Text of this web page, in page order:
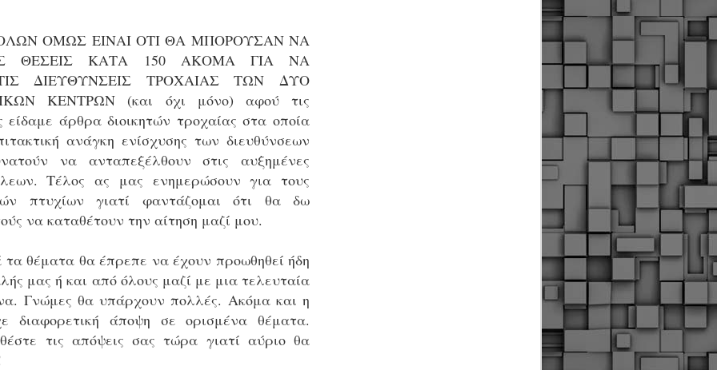
ΟΜΩΣ ΕΙΝΑΙ ΟΤΙ ΘΑ ΜΠΟΡΟΥΣΑΝ ΝΑ
ΘΕΣΕΙΣ ΚΑΤΑ 150 ΑΚΟΜΑ ΓΙΑ ΝΑ
ΔΙΕΥΘΥΝΣΕΙΣ ΤΡΟΧΑΙΑΣ ΤΩΝ ΔΥΟ
ΚΕΝΤΡΩΝ (και όχι μόνο) αφού τις
είδαμε άρθρα διοικητών τροχαίας στα οποία
ανάγκη ενίσχυσης των διευθύνσεων
να ανταπεξέλθουν στις αυξημένες
Τέλος ας μας ενημερώσουν για τους
πτυχίων γιατί φαντάζομαι ότι θα δω
να καταθέτουν την αίτηση μαζί μου.
τα θέματα θα έπρεπε να έχουν προωθηθεί ήδη
μας ή και από όλους μαζί με μια τελευταία
Γνώμες θα υπάρχουν πολλές. Ακόμα και η
διαφορετική άποψη σε ορισμένα θέματα.
τις απόψεις σας τώρα γιατί αύριο θα
Φωτορεπορτάζ από τις ορκωμοσίες των
νεοπροσληφθέντων Δημοτιοκών Αστυνομικών
(ανανεώνεται συνεχώς)
οι ορκωμοσίες των νέων Δημοτικών Αστυνομικών
δήμους της χώρας. Το Dimastin, αναζητεί σχετικό
υλικό στο διαδίκτυο και σας το παρουσιάζει σε
την ανάρτηση. Επίσης, σας καλούμε, αν διαπιστώσετε ότι
έχουν "ξεφύγει" ορκωμοσίες, μπορείτε να στέλνετε το
τους υλικό στο dimasthes@gmail.gr ώστε να το
εδώ, άμεσα.
Θεσσαλονίκη: Ορκίστηκαν οι 75 νέοι δημοτικοί
αστυνομικοί – Τι τους ζήτησε ο Αγγελούδης
Ενισχύεται το έργο της δημοτικής αστυνομίας στο δήμο
καθώς το πρωί της Τετάρτης 18 Μαρτίου
οι 75 νέοι δημοτικοί αστυνομικοί.
αυτούς, σε λίγους μήνες αποκτά ένα ισχυρό σώμα η